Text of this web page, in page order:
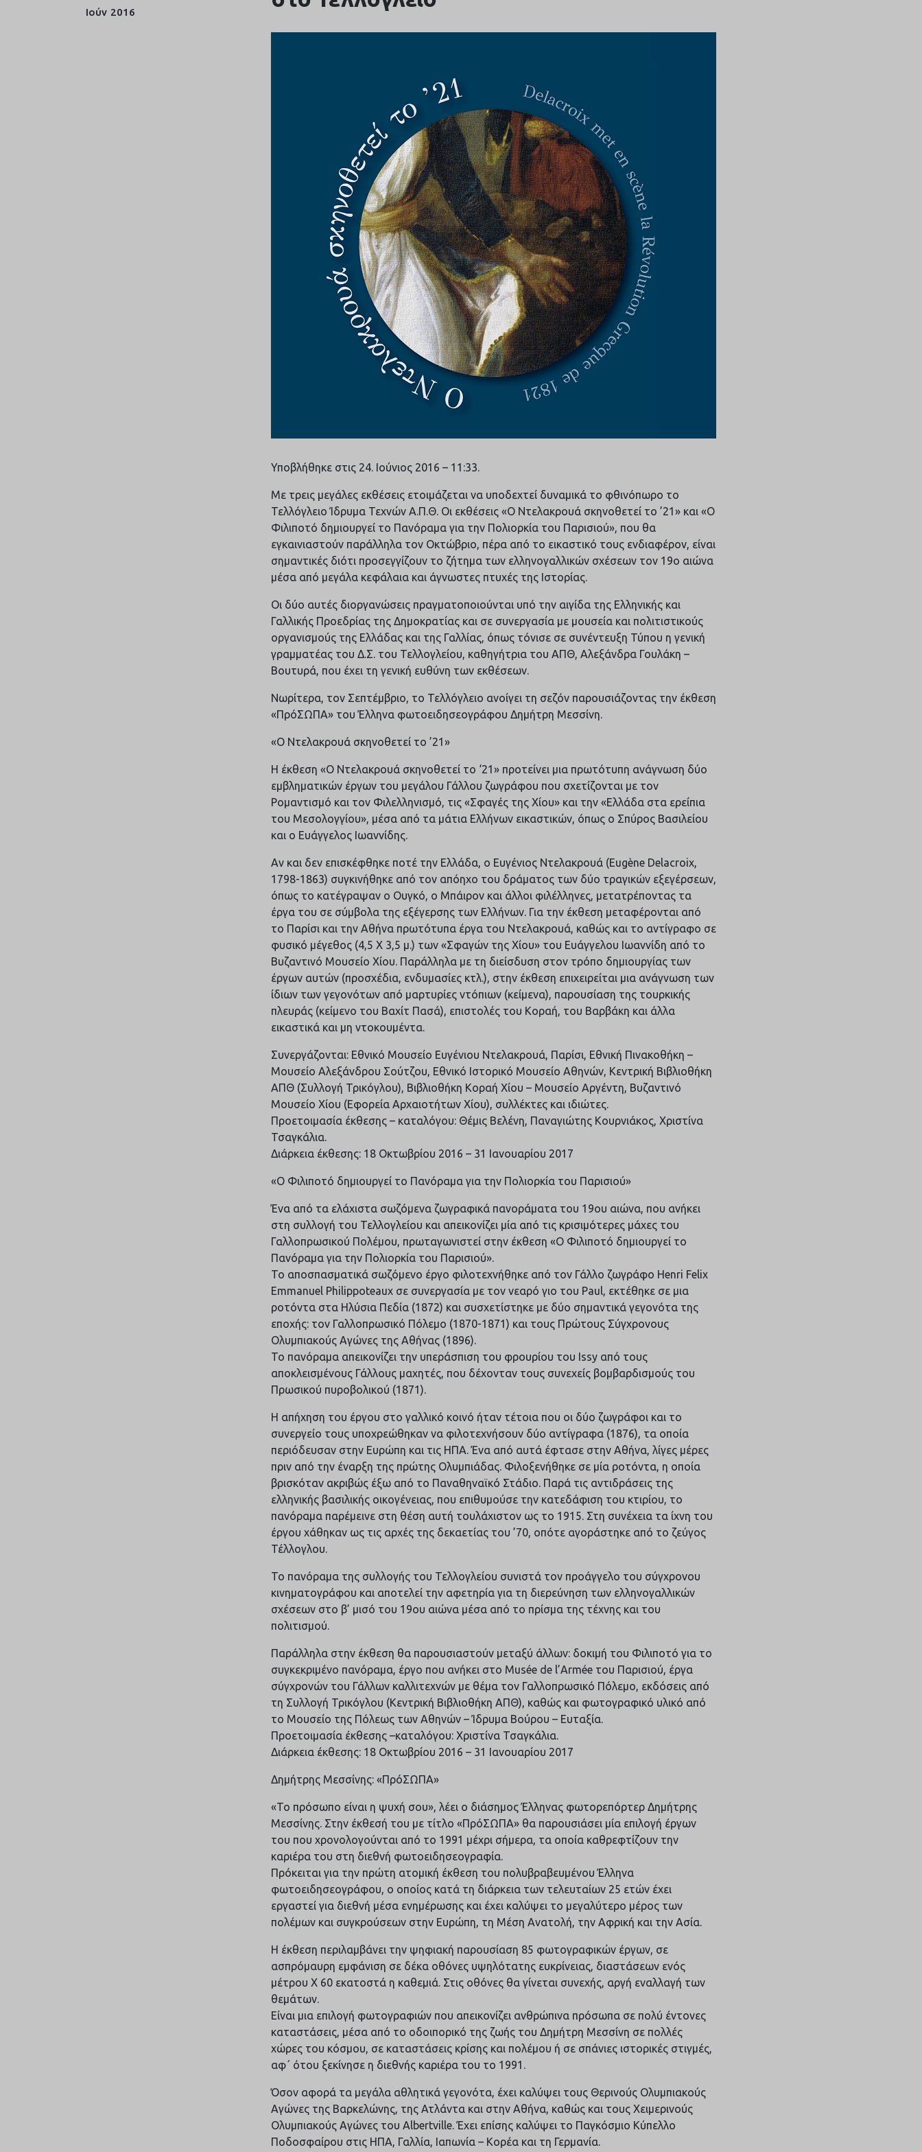
Ιούν 2016
Υποβλήθηκε στις 24. Ιούνιος 2016 – 11:33.
Με τρεις μεγάλες εκθέσεις ετοιμάζεται να υποδεχτεί δυναμικά το φθινόπωρο το
Τελλόγλειο Ίδρυμα Τεχνών Α.Π.Θ. Οι εκθέσεις «Ο Ντελακρουά σκηνοθετεί το ’21» και «Ο
Φιλιποτό δημιουργεί το Πανόραμα για την Πολιορκία του Παρισιού», που θα
εγκαινιαστούν παράλληλα τον Οκτώβριο, πέρα από το εικαστικό τους ενδιαφέρον, είναι
σημαντικές διότι προσεγγίζουν το ζήτημα των ελληνογαλλικών σχέσεων τον 19ο αιώνα
μέσα από μεγάλα κεφάλαια και άγνωστες πτυχές της Ιστορίας.
Οι δύο αυτές διοργανώσεις πραγματοποιούνται υπό την αιγίδα της Ελληνικής και
Γαλλικής Προεδρίας της Δημοκρατίας και σε συνεργασία με μουσεία και πολιτιστικούς
οργανισμούς της Ελλάδας και της Γαλλίας, όπως τόνισε σε συνέντευξη Τύπου η γενική
γραμματέας του Δ.Σ. του Τελλογλείου, καθηγήτρια του ΑΠΘ, Αλεξάνδρα Γουλάκη –
Βουτυρά, που έχει τη γενική ευθύνη των εκθέσεων.
Νωρίτερα, τον Σεπτέμβριο, το Τελλόγλειο ανοίγει τη σεζόν παρουσιάζοντας την έκθεση
«ΠρόΣΩΠΑ» του Έλληνα φωτοειδησεογράφου Δημήτρη Μεσσίνη.
«Ο Ντελακρουά σκηνοθετεί το ’21»
Η έκθεση «Ο Ντελακρουά σκηνοθετεί το ‘21» προτείνει μια πρωτότυπη ανάγνωση δύο
εμβληματικών έργων του μεγάλου Γάλλου ζωγράφου που σχετίζονται με τον
Ρομαντισμό και τον Φιλελληνισμό, τις «Σφαγές της Χίου» και την «Ελλάδα στα ερείπια
του Μεσολογγίου», μέσα από τα μάτια Ελλήνων εικαστικών, όπως ο Σπύρος Βασιλείου
και ο Ευάγγελος Ιωαννίδης.
Αν και δεν επισκέφθηκε ποτέ την Ελλάδα, ο Ευγένιος Ντελακρουά (Eugène Delacroix,
1798-1863) συγκινήθηκε από τον απόηχο του δράματος των δύο τραγικών εξεγέρσεων,
όπως το κατέγραψαν ο Ουγκό, ο Μπάιρον και άλλοι φιλέλληνες, μετατρέποντας τα
έργα του σε σύμβολα της εξέγερσης των Ελλήνων. Για την έκθεση μεταφέρονται από
το Παρίσι και την Αθήνα πρωτότυπα έργα του Ντελακρουά, καθώς και το αντίγραφο σε
φυσικό μέγεθος (4,5 Χ 3,5 μ.) των «Σφαγών της Χίου» του Ευάγγελου Ιωαννίδη από το
Βυζαντινό Μουσείο Χίου. Παράλληλα με τη διείσδυση στον τρόπο δημιουργίας των
έργων αυτών (προσχέδια, ενδυμασίες κτλ.), στην έκθεση επιχειρείται μια ανάγνωση των
ίδιων των γεγονότων από μαρτυρίες ντόπιων (κείμενα), παρουσίαση της τουρκικής
πλευράς (κείμενο του Βαχίτ Πασά), επιστολές του Κοραή, του Βαρβάκη και άλλα
εικαστικά και μη ντοκουμέντα.
Συνεργάζονται: Εθνικό Μουσείο Ευγένιου Ντελακρουά, Παρίσι, Εθνική Πινακοθήκη –
Μουσείο Αλεξάνδρου Σούτζου, Εθνικό Ιστορικό Μουσείο Αθηνών, Κεντρική Βιβλιοθήκη
ΑΠΘ (Συλλογή Τρικόγλου), Βιβλιοθήκη Κοραή Χίου – Μουσείο Αργέντη, Βυζαντινό
Μουσείο Χίου (Εφορεία Αρχαιοτήτων Χίου), συλλέκτες και ιδιώτες.
Προετοιμασία έκθεσης – καταλόγου: Θέμις Βελένη, Παναγιώτης Κουρνιάκος, Χριστίνα
Τσαγκάλια.
Διάρκεια έκθεσης: 18 Οκτωβρίου 2016 – 31 Ιανουαρίου 2017
«Ο Φιλιποτό δημιουργεί το Πανόραμα για την Πολιορκία του Παρισιού»
Ένα από τα ελάχιστα σωζόμενα ζωγραφικά πανοράματα του 19ου αιώνα, που ανήκει
στη συλλογή του Τελλογλείου και απεικονίζει μία από τις κρισιμότερες μάχες του
Γαλλοπρωσικού Πολέμου, πρωταγωνιστεί στην έκθεση «Ο Φιλιποτό δημιουργεί το
Πανόραμα για την Πολιορκία του Παρισιού».
Το αποσπασματικά σωζόμενο έργο φιλοτεχνήθηκε από τον Γάλλο ζωγράφο Henri Felix
Emmanuel Philippoteaux σε συνεργασία με τον νεαρό γιο του Paul, εκτέθηκε σε μια
ροτόντα στα Ηλύσια Πεδία (1872) και συσχετίστηκε με δύο σημαντικά γεγονότα της
εποχής: τον Γαλλοπρωσικό Πόλεμο (1870-1871) και τους Πρώτους Σύγχρονους
Ολυμπιακούς Αγώνες της Αθήνας (1896).
Το πανόραμα απεικονίζει την υπεράσπιση του φρουρίου του Issy από τους
αποκλεισμένους Γάλλους μαχητές, που δέχονταν τους συνεχείς βομβαρδισμούς του
Πρωσικού πυροβολικού (1871).
Η απήχηση του έργου στο γαλλικό κοινό ήταν τέτοια που οι δύο ζωγράφοι και το
συνεργείο τους υποχρεώθηκαν να φιλοτεχνήσουν δύο αντίγραφα (1876), τα οποία
περιόδευσαν στην Ευρώπη και τις ΗΠΑ. Ένα από αυτά έφτασε στην Αθήνα, λίγες μέρες
πριν από την έναρξη της πρώτης Ολυμπιάδας. Φιλοξενήθηκε σε μία ροτόντα, η οποία
βρισκόταν ακριβώς έξω από το Παναθηναϊκό Στάδιο. Παρά τις αντιδράσεις της
ελληνικής βασιλικής οικογένειας, που επιθυμούσε την κατεδάφιση του κτιρίου, το
πανόραμα παρέμεινε στη θέση αυτή τουλάχιστον ως το 1915. Στη συνέχεια τα ίχνη του
έργου χάθηκαν ως τις αρχές της δεκαετίας του ’70, οπότε αγοράστηκε από το ζεύγος
Τέλλογλου.
Το πανόραμα της συλλογής του Τελλογλείου συνιστά τον προάγγελο του σύγχρονου
κινηματογράφου και αποτελεί την αφετηρία για τη διερεύνηση των ελληνογαλλικών
σχέσεων στο β’ μισό του 19ου αιώνα μέσα από το πρίσμα της τέχνης και του
πολιτισμού.
Παράλληλα στην έκθεση θα παρουσιαστούν μεταξύ άλλων: δοκιμή του Φιλιποτό για το
συγκεκριμένο πανόραμα, έργο που ανήκει στο Μusée de l’Armée του Παρισιού, έργα
σύγχρονών του Γάλλων καλλιτεχνών με θέμα τον Γαλλοπρωσικό Πόλεμο, εκδόσεις από
τη Συλλογή Τρικόγλου (Κεντρική Βιβλιοθήκη ΑΠΘ), καθώς και φωτογραφικό υλικό από
το Μουσείο της Πόλεως των Αθηνών – Ίδρυμα Βούρου – Ευταξία.
Προετοιμασία έκθεσης –καταλόγου: Χριστίνα Τσαγκάλια.
Διάρκεια έκθεσης: 18 Οκτωβρίου 2016 – 31 Ιανουαρίου 2017
Δημήτρης Μεσσίνης: «ΠρόΣΩΠΑ»
«Το πρόσωπο είναι η ψυχή σου», λέει ο διάσημος Έλληνας φωτορεπόρτερ Δημήτρης
Μεσσίνης. Στην έκθεσή του με τίτλο «ΠρόΣΩΠΑ» θα παρουσιάσει μία επιλογή έργων
του που χρονολογούνται από το 1991 μέχρι σήμερα, τα οποία καθρεφτίζουν την
καριέρα του στη διεθνή φωτοειδησεογραφία.
Πρόκειται για την πρώτη ατομική έκθεση του πολυβραβευμένου Έλληνα
φωτοειδησεογράφου, ο οποίος κατά τη διάρκεια των τελευταίων 25 ετών έχει
εργαστεί για διεθνή μέσα ενημέρωσης και έχει καλύψει το μεγαλύτερο μέρος των
πολέμων και συγκρούσεων στην Ευρώπη, τη Μέση Ανατολή, την Αφρική και την Ασία.
Η έκθεση περιλαμβάνει την ψηφιακή παρουσίαση 85 φωτογραφικών έργων, σε
ασπρόμαυρη εμφάνιση σε δέκα οθόνες υψηλότατης ευκρίνειας, διαστάσεων ενός
μέτρου Χ 60 εκατοστά η καθεμιά. Στις οθόνες θα γίνεται συνεχής, αργή εναλλαγή των
θεμάτων.
Είναι μια επιλογή φωτογραφιών που απεικονίζει ανθρώπινα πρόσωπα σε πολύ έντονες
καταστάσεις, μέσα από το οδοιπορικό της ζωής του Δημήτρη Μεσσίνη σε πολλές
χώρες του κόσμου, σε καταστάσεις κρίσης και πολέμου ή σε σπάνιες ιστορικές στιγμές,
αφ΄ ότου ξεκίνησε η διεθνής καριέρα του το 1991.
Όσον αφορά τα μεγάλα αθλητικά γεγονότα, έχει καλύψει τους Θερινούς Ολυμπιακούς
Αγώνες της Βαρκελώνης, της Ατλάντα και στην Αθήνα, καθώς και τους Χειμερινούς
Ολυμπιακούς Αγώνες του Albertville. Έχει επίσης καλύψει το Παγκόσμιο Κύπελλο
Ποδοσφαίρου στις ΗΠΑ, Γαλλία, Ιαπωνία – Κορέα και τη Γερμανία.